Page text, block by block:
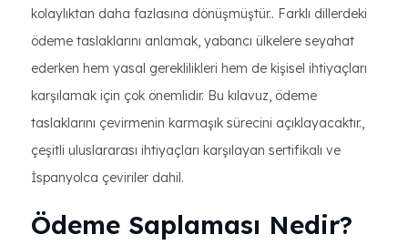
kolaylıktan daha fazlasına dönüşmüştür.. Farklı dillerdeki
ödeme taslaklarını anlamak, yabancı ülkelere seyahat
ederken hem yasal gereklilikleri hem de kişisel ihtiyaçları
karşılamak için çok önemlidir. Bu kılavuz, ödeme
taslaklarını çevirmenin karmaşık sürecini açıklayacaktır.,
çeşitli uluslararası ihtiyaçları karşılayan sertifikalı ve
İspanyolca çeviriler dahil.
Ödeme Saplaması Nedir?